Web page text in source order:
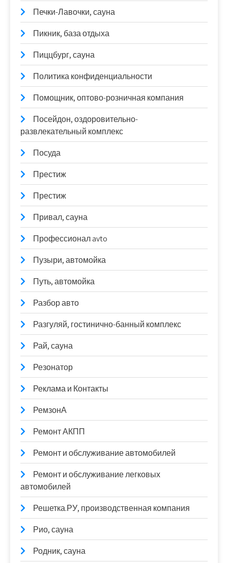
Печки-Лавочки, сауна
Пикник, база отдыха
Пиццбург, сауна
Политика конфиденциальности
Помощник, оптово-розничная компания
Посейдон, оздоровительно-
развлекательный комплекс
Посуда
Престиж
Престиж
Привал, сауна
Профессионал avto
Пузыри, автомойка
Путь, автомойка
Разбор авто
Разгуляй, гостинично-банный комплекс
Рай, сауна
Резонатор
Реклама и Контакты
РемзонА
Ремонт АКПП
Ремонт и обслуживание автомобилей
Ремонт и обслуживание легковых
автомобилей
Решетка.РУ, производственная компания
Рио, сауна
Родник, сауна